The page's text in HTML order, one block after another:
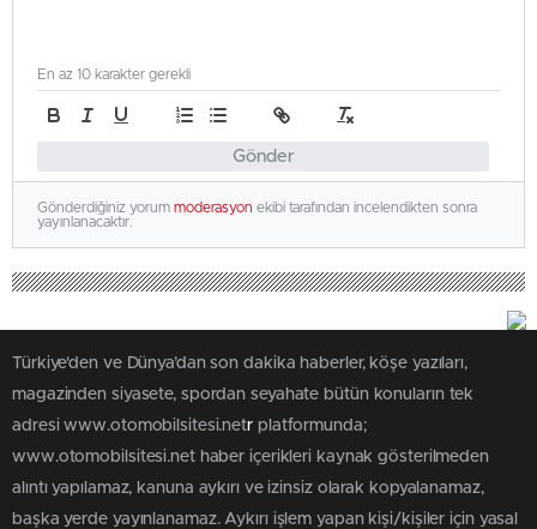
Gönder
En az 10 karakter gerekli
Gönderdiğiniz yorum moderasyon ekibi tarafından incelendikten sonra
yayınlanacaktır.
Türkiye'den ve Dünya’dan son dakika haberler, köşe yazıları,
magazinden siyasete, spordan seyahate bütün konuların tek
adresi www.otomobilsitesi.netr platformunda;
www.otomobilsitesi.net haber içerikleri kaynak gösterilmeden
alıntı yapılamaz, kanuna aykırı ve izinsiz olarak kopyalanamaz,
başka yerde yayınlanamaz. Aykırı işlem yapan kişi/kişiler için yasal